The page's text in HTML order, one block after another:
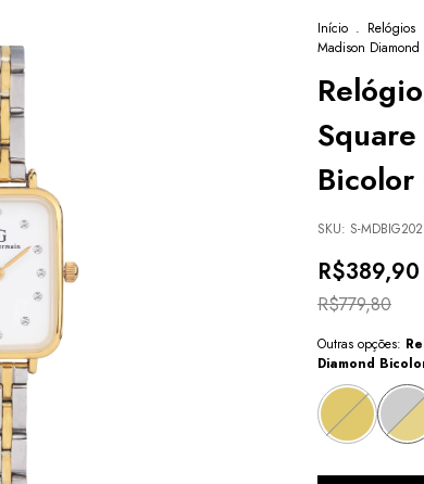
Início . Relógios
Madison
Bicolor
SKU: S-
R$389,90
R$779,80
Outras opções:
Diamond